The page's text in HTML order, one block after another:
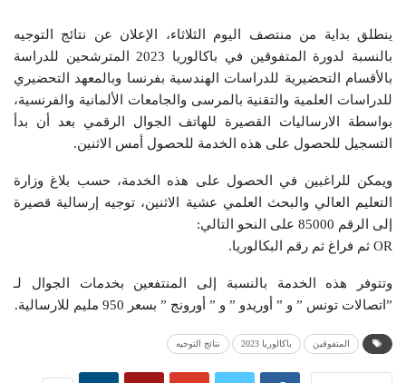
ينطلق بداية من منتصف اليوم الثلاثاء، الإعلان عن نتائج التوجيه
بالنسبة لدورة المتفوقين في باكالوريا 2023 المترشحين للدراسة
بالأقسام التحضيرية للدراسات الهندسية بفرنسا وبالمعهد التحضيري
للدراسات العلمية والتقنية بالمرسى والجامعات الألمانية والفرنسية،
بواسطة الارساليات القصيرة للهاتف الجوال الرقمي بعد أن بدأ
التسجيل للحصول على هذه الخدمة للحصول أمس الاثنين.
ويمكن للراغبين في الحصول على هذه الخدمة، حسب بلاغ وزارة
التعليم العالي والبحث العلمي عشية الاثنين، توجيه إرسالية قصيرة
إلى الرقم 85000 على النحو التالي:
OR ثم فراغ ثم رقم البكالوريا.
وتتوفر هذه الخدمة بالنسبة إلى المنتفعين بخدمات الجوال لـ
”اتصالات تونس ” و ” أوريدو ” و ” أورونج ” بسعر 950 مليم للارسالية.
المتفوقين باكالوريا 2023 نتائج التوجيه